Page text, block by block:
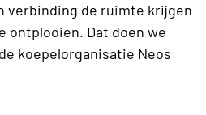
verbinding de ruimte krijgen
ontplooien. Dat doen we
koepelorganisatie Neos